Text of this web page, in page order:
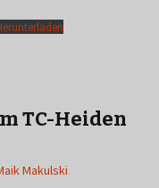
TC-Heiden
Makulski